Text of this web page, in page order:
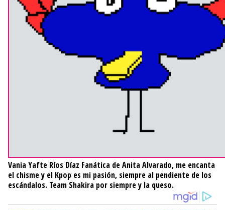
Vania Yafte Ríos Díaz Fanática de Anita Alvarado, me encanta
el chisme y el Kpop es mi pasión, siempre al pendiente de los
escándalos. Team Shakira por siempre y la queso.